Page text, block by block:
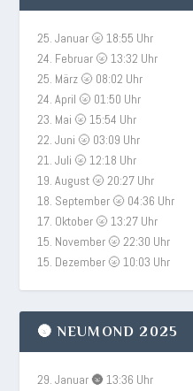
25. Januar 🌝 18:55 Uhr
24. Februar 🌝 13:32 Uhr
25. März 🌝 08:02 Uhr
24. April 🌝 01:50 Uhr
23. Mai 🌝 15:54 Uhr
22. Juni 🌝 03:09 Uhr
21. Juli 🌝 12:18 Uhr
19. August 🌝 20:27 Uhr
18. September 🌝 04:36 Uhr
17. Oktober 🌝 13:27 Uhr
15. November 🌝 22:30 Uhr
15. Dezember 🌝 10:03 Uhr
🌚 NEUMOND 2025
29. Januar 🌚 13:36 Uhr